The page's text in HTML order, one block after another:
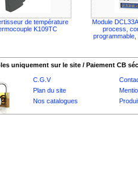
de température
K109TC
Module
process,
uniquement sur le site / Paiement CB
C.G.V
Plan du site
Nos catalogues